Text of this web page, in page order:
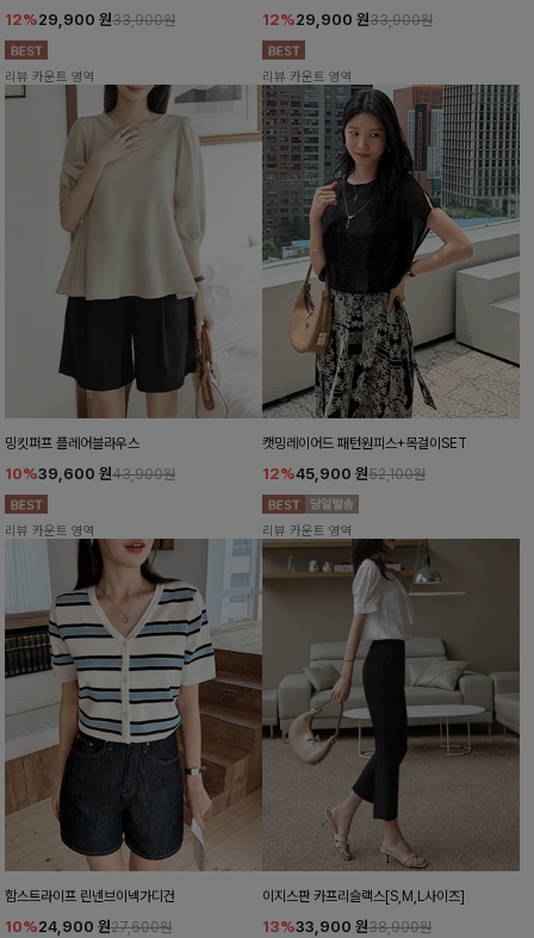
12%29,900 원33,900원
리뷰 카운트 영역
12%29,900 원33,900원
리뷰 카운트 영역
밍킷퍼프 플레어블라우스
10%39,600 원43,900원
리뷰 카운트 영역
캣밍레이어드 패턴원피스+목걸이SET
12%45,900 원52,100원
리뷰 카운트 영역
함스트라이프 린넨브이넥가디건
10%24,900 원27,600원
이지스판 카프리슬랙스[S,M,L사이즈]
13%33,900 원38,900원